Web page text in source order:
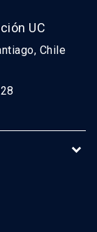
UC
Chile